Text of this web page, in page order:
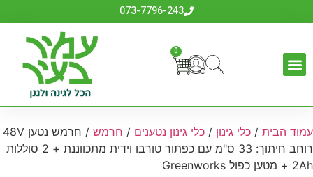
073-7796-243
0
עמוד הבית / כלי גינון / כלי גינון נטענים / חרמש
/ חרמש נטען 48V
רוחב חיתוך: 33 ס"מ עם כפתור טורבו וידית מתכווננת + 2 סוללות
2Ah + מטען כפול Greenworks